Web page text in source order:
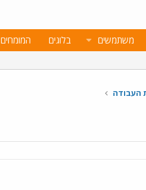
משתמשים בלוגים המומחים
העבודה